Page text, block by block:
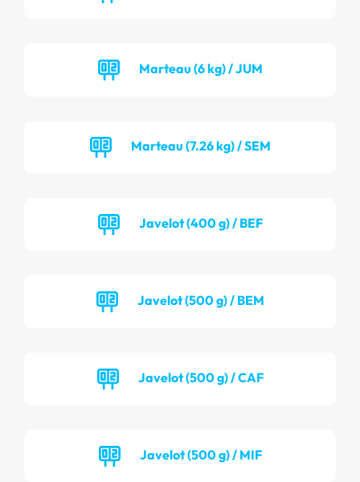
Marteau (6 kg) / JUM
Marteau (7.26 kg) / SEM
Javelot (400 g) / BEF
Javelot (500 g) / BEM
Javelot (500 g) / CAF
Javelot (500 g) / MIF